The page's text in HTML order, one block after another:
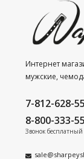
Интернет
мужские,
7-812-628-
8-800-333-
Звонок